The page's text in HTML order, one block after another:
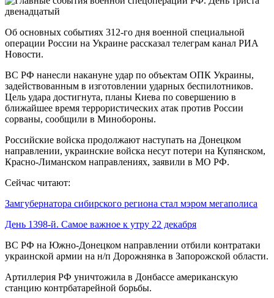
Об основных событиях 312-го дня военной специальной
операции России на Украине рассказал телеграм канал РИА
Новости.
ВС РФ нанесли накануне удар по объектам ОПК Украины,
задействованным в изготовлении ударных беспилотников.
Цель удара достигнута, планы Киева по совершению в
ближайшее время террористических атак против России
сорваны, сообщили в Минобороны.
Российские войска продолжают наступать на Донецком
направлении, украинские войска несут потери на Купянском,
Красно-Лиманском направлениях, заявили в МО РФ.
Сейчас читают:
Замгубернатора сибирского региона стал мэром мегаполиса
День 1398-й. Самое важное к утру 22 декабря
ВС РФ на Южно-Донецком направлении отбили контратаки
украинской армии на н/п Дорожнянка в Запорожской области.
Артиллерия РФ уничтожила в Донбассе американскую
станцию контрбатарейной борьбы.